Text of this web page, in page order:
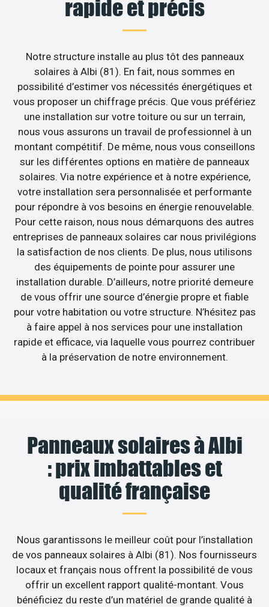
rapide et précis
Notre structure installe au plus tôt des panneaux
solaires à Albi (81). En fait, nous sommes en
possibilité d’estimer vos nécessités énergétiques et
vous proposer un chiffrage précis. Que vous préfériez
une installation sur votre toiture ou sur un terrain,
nous vous assurons un travail de professionnel à un
montant compétitif. De même, nous vous conseillons
sur les différentes options en matière de panneaux
solaires. Via notre expérience et à notre expérience,
votre installation sera personnalisée et performante
pour répondre à vos besoins en énergie renouvelable.
Pour cette raison, nous nous démarquons des autres
entreprises de panneaux solaires car nous privilégions
la satisfaction de nos clients. De plus, nous utilisons
des équipements de pointe pour assurer une
installation durable. D’ailleurs, notre priorité demeure
de vous offrir une source d’énergie propre et fiable
pour votre habitation ou votre structure. N’hésitez pas
à faire appel à nos services pour une installation
rapide et efficace, via laquelle vous pourrez contribuer
à la préservation de notre environnement.
Panneaux solaires à Albi
: prix imbattables et
qualité française
Nous garantissons le meilleur coût pour l’installation
de vos panneaux solaires à Albi (81). Nos fournisseurs
locaux et français nous offrent la possibilité de vous
offrir un excellent rapport qualité-montant. Vous
bénéficiez du reste d’un matériel de grande qualité à